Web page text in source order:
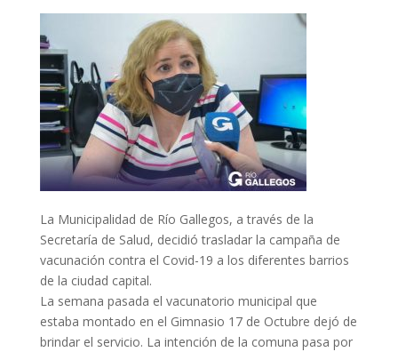
La Municipalidad de Río Gallegos, a través de la
Secretaría de Salud, decidió trasladar la campaña de
vacunación contra el Covid-19 a los diferentes barrios
de la ciudad capital.
La semana pasada el vacunatorio municipal que
estaba montado en el Gimnasio 17 de Octubre dejó de
brindar el servicio. La intención de la comuna pasa por